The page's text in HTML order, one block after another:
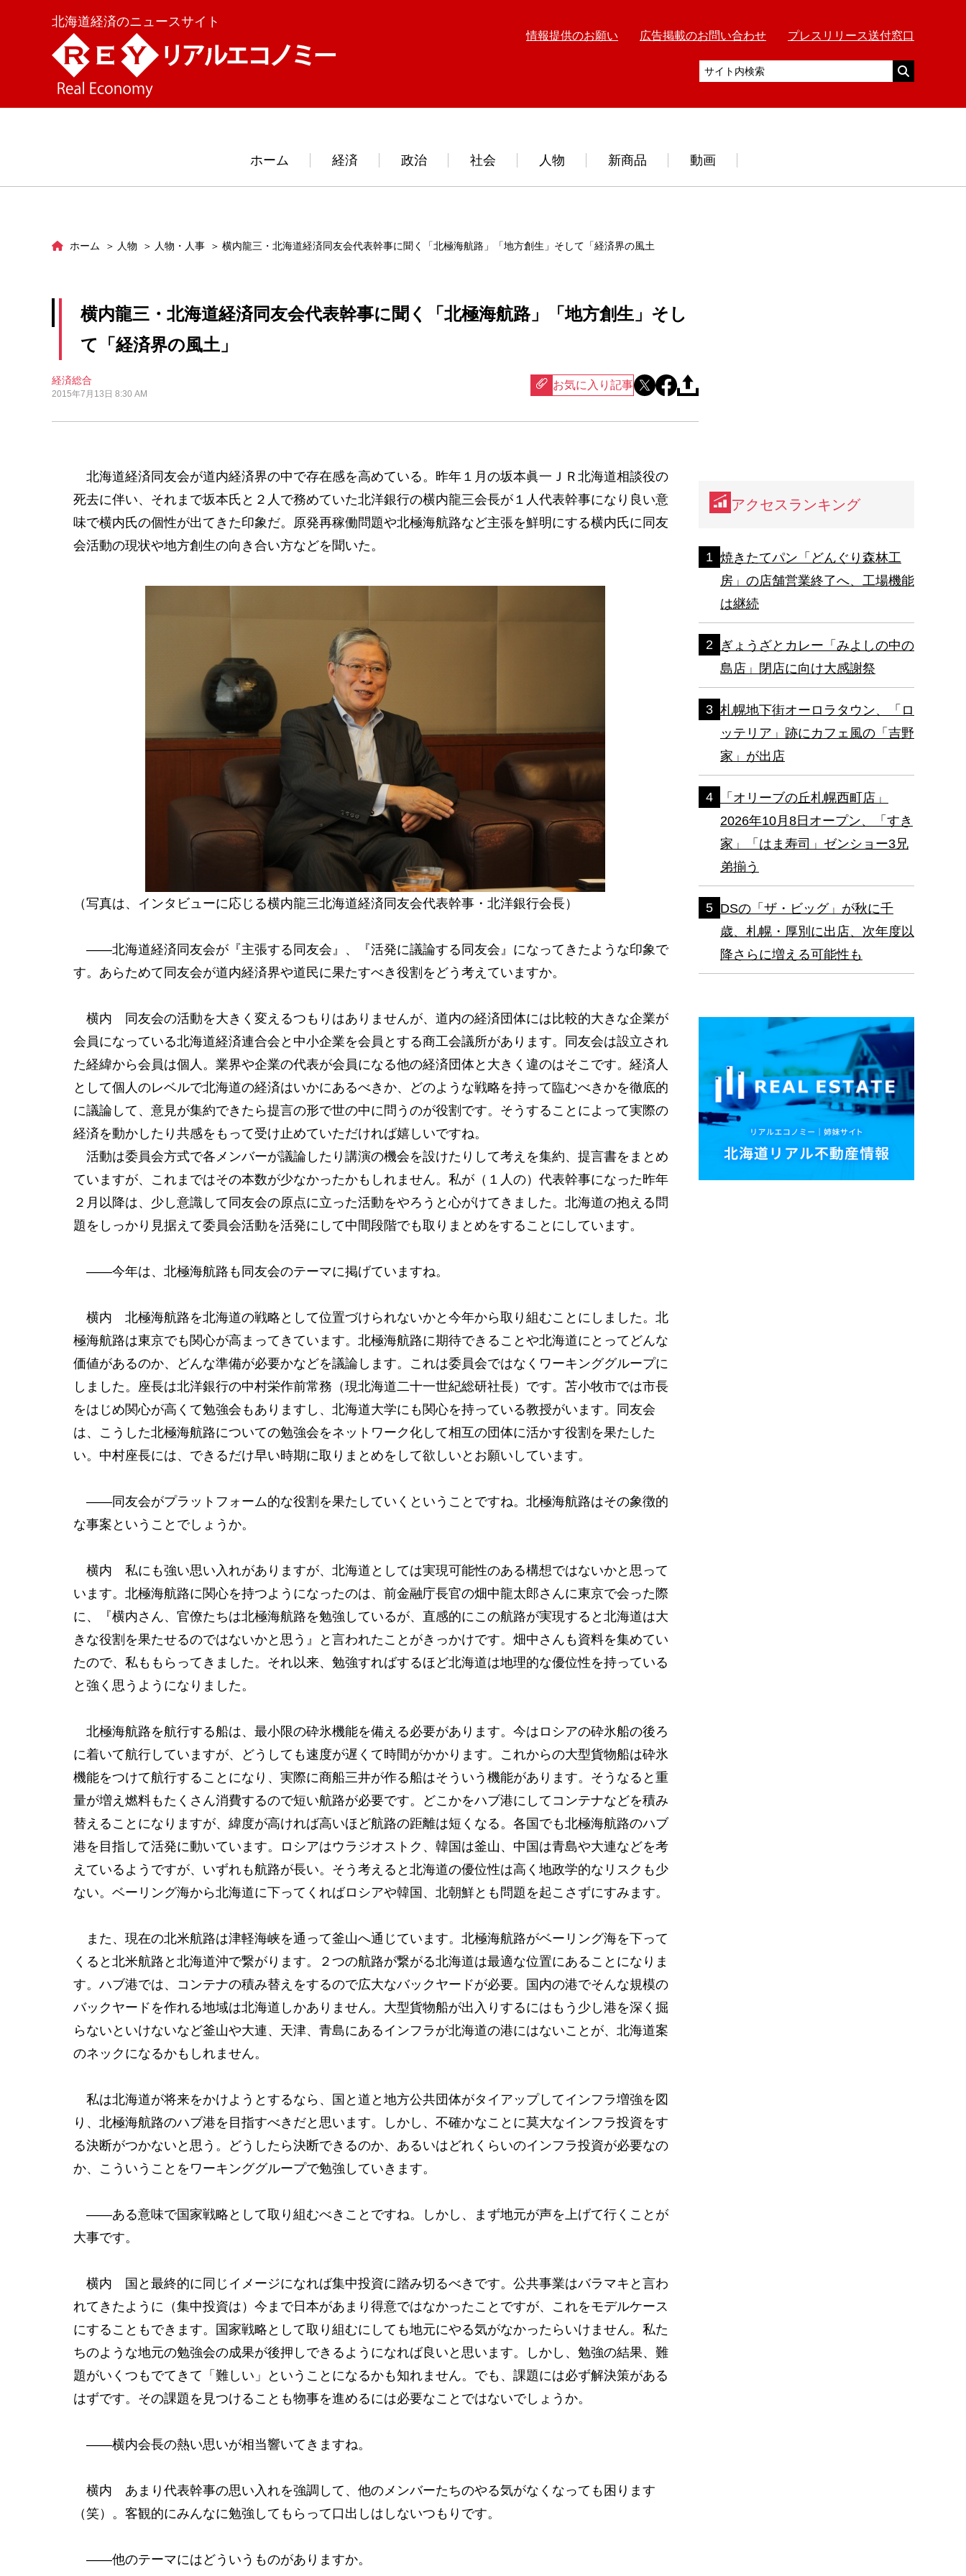
北海道経済のニュースサイト
情報提供のお願い 広告掲載のお問い合わせ プレスリリース送付窓口
ホーム 経済 政治 社会 人物 新商品 動画
ホーム 人物 人物・人事 横内龍三・北海道経済同友会代表幹事に聞く「北極海航路」「地方創生」そして「経済界の風土」
横内龍三・北海道経済同友会代表幹事に聞く「北極海航路」「地方創生」そし
て「経済界の風土」
経済総合
2015年7月13日 8:30 AM
お気に入り記事
北海道経済同友会が道内経済界の中で存在感を高めている。昨年１月の坂本眞一ＪＲ北海道相談役の
死去に伴い、それまで坂本氏と２人で務めていた北洋銀行の横内龍三会長が１人代表幹事になり良い意
味で横内氏の個性が出てきた印象だ。原発再稼働問題や北極海航路など主張を鮮明にする横内氏に同友
会活動の現状や地方創生の向き合い方などを聞いた。
（写真は、インタビューに応じる横内龍三北海道経済同友会代表幹事・北洋銀行会長）
――北海道経済同友会が『主張する同友会』、『活発に議論する同友会』になってきたような印象で
す。あらためて同友会が道内経済界や道民に果たすべき役割をどう考えていますか。
横内 同友会の活動を大きく変えるつもりはありませんが、道内の経済団体には比較的大きな企業が
会員になっている北海道経済連合会と中小企業を会員とする商工会議所があります。同友会は設立され
た経緯から会員は個人。業界や企業の代表が会員になる他の経済団体と大きく違のはそこです。経済人
として個人のレベルで北海道の経済はいかにあるべきか、どのような戦略を持って臨むべきかを徹底的
に議論して、意見が集約できたら提言の形で世の中に問うのが役割です。そうすることによって実際の
経済を動かしたり共感をもって受け止めていただければ嬉しいですね。
活動は委員会方式で各メンバーが議論したり講演の機会を設けたりして考えを集約、提言書をまとめ
ていますが、これまではその本数が少なかったかもしれません。私が（１人の）代表幹事になった昨年
２月以降は、少し意識して同友会の原点に立った活動をやろうと心がけてきました。北海道の抱える問
題をしっかり見据えて委員会活動を活発にして中間段階でも取りまとめをすることにしています。
――今年は、北極海航路も同友会のテーマに掲げていますね。
横内 北極海航路を北海道の戦略として位置づけられないかと今年から取り組むことにしました。北
極海航路は東京でも関心が高まってきています。北極海航路に期待できることや北海道にとってどんな
価値があるのか、どんな準備が必要かなどを議論します。これは委員会ではなくワーキンググループに
しました。座長は北洋銀行の中村栄作前常務（現北海道二十一世紀総研社長）です。苫小牧市では市長
をはじめ関心が高くて勉強会もありますし、北海道大学にも関心を持っている教授がいます。同友会
は、こうした北極海航路についての勉強会をネットワーク化して相互の団体に活かす役割を果たした
い。中村座長には、できるだけ早い時期に取りまとめをして欲しいとお願いしています。
――同友会がプラットフォーム的な役割を果たしていくということですね。北極海航路はその象徴的
な事案ということでしょうか。
横内 私にも強い思い入れがありますが、北海道としては実現可能性のある構想ではないかと思って
います。北極海航路に関心を持つようになったのは、前金融庁長官の畑中龍太郎さんに東京で会った際
に、『横内さん、官僚たちは北極海航路を勉強しているが、直感的にこの航路が実現すると北海道は大
きな役割を果たせるのではないかと思う』と言われたことがきっかけです。畑中さんも資料を集めてい
たので、私ももらってきました。それ以来、勉強すればするほど北海道は地理的な優位性を持っている
と強く思うようになりました。
北極海航路を航行する船は、最小限の砕氷機能を備える必要があります。今はロシアの砕氷船の後ろ
に着いて航行していますが、どうしても速度が遅くて時間がかかります。これからの大型貨物船は砕氷
機能をつけて航行することになり、実際に商船三井が作る船はそういう機能があります。そうなると重
量が増え燃料もたくさん消費するので短い航路が必要です。どこかをハブ港にしてコンテナなどを積み
替えることになりますが、緯度が高ければ高いほど航路の距離は短くなる。各国でも北極海航路のハブ
港を目指して活発に動いています。ロシアはウラジオストク、韓国は釜山、中国は青島や大連などを考
えているようですが、いずれも航路が長い。そう考えると北海道の優位性は高く地政学的なリスクも少
ない。ベーリング海から北海道に下ってくればロシアや韓国、北朝鮮とも問題を起こさずにすみます。
また、現在の北米航路は津軽海峡を通って釜山へ通じています。北極海航路がベーリング海を下って
くると北米航路と北海道沖で繋がります。２つの航路が繋がる北海道は最適な位置にあることになりま
す。ハブ港では、コンテナの積み替えをするので広大なバックヤードが必要。国内の港でそんな規模の
バックヤードを作れる地域は北海道しかありません。大型貨物船が出入りするにはもう少し港を深く掘
らないといけないなど釜山や大連、天津、青島にあるインフラが北海道の港にはないことが、北海道案
のネックになるかもしれません。
私は北海道が将来をかけようとするなら、国と道と地方公共団体がタイアップしてインフラ増強を図
り、北極海航路のハブ港を目指すべきだと思います。しかし、不確かなことに莫大なインフラ投資をす
る決断がつかないと思う。どうしたら決断できるのか、あるいはどれくらいのインフラ投資が必要なの
か、こういうことをワーキンググループで勉強していきます。
――ある意味で国家戦略として取り組むべきことですね。しかし、まず地元が声を上げて行くことが
大事です。
横内 国と最終的に同じイメージになれば集中投資に踏み切るべきです。公共事業はバラマキと言わ
れてきたように（集中投資は）今まで日本があまり得意ではなかったことですが、これをモデルケース
にすることもできます。国家戦略として取り組むにしても地元にやる気がなかったらいけません。私た
ちのような地元の勉強会の成果が後押しできるようになれば良いと思います。しかし、勉強の結果、難
題がいくつもでてきて「難しい」ということになるかも知れません。でも、課題には必ず解決策がある
はずです。その課題を見つけることも物事を進めるには必要なことではないでしょうか。
――横内会長の熱い思いが相当響いてきますね。
横内 あまり代表幹事の思い入れを強調して、他のメンバーたちのやる気がなくなっても困ります
（笑）。客観的にみんなに勉強してもらって口出しはしないつもりです。
――他のテーマにはどういうものがありますか。
アクセスランキング
焼きたてパン「どんぐり森林工
房」の店舗営業終了へ、工場機能
は継続
ぎょうざとカレー「みよしの中の
島店」閉店に向け大感謝祭
札幌地下街オーロラタウン、「ロ
ッテリア」跡にカフェ風の「吉野
家」が出店
「オリーブの丘札幌西町店」
2026年10月8日オープン、「すき
家」「はま寿司」ゼンショー3兄
弟揃う
DSの「ザ・ビッグ」が秋に千
歳、札幌・厚別に出店、次年度以
降さらに増える可能性も